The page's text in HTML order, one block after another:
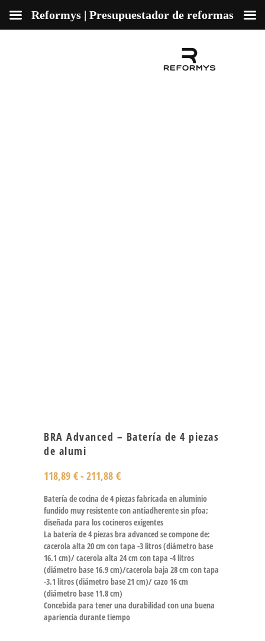
BRA Advanced – Batería de 4 piezas
de alumi
118,89 €- 211,88 €
Batería de cocina de 4 piezas fabricada en aluminio
fundido muy resistente con antiadherente sin pfoa;
diseñada para los cocineros exigentes
La batería de 4 piezas bra advanced se compone de:
cacerola alta 20 cm con tapa -3 litros (diámetro base
16.1 cm)/ cacerola alta 24 cm con tapa -4 litros
(diámetro base 16.9 cm)/cacerola baja 28 cm con tapa
-3.1 litros (diámetro base 21 cm)/ cazo 16 cm
(diámetro base 11.8 cm)
Concebida para tener una durabilidad con una buena
apariencia durante tiempo
Reformys | Presupuestador de reformas